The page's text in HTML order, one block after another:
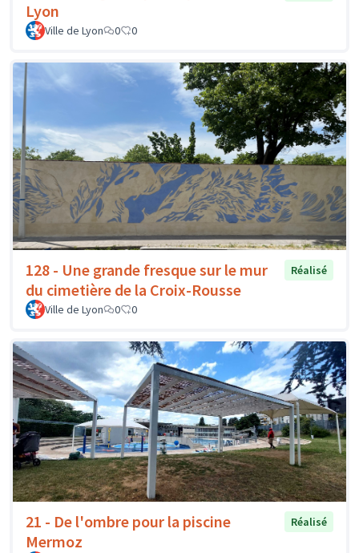
Lyon
Ville de Lyon 0 0
128 - Une grande fresque sur le mur
du cimetière de la Croix-Rousse
Réalisé
Ville de Lyon 0 0
21 - De l'ombre pour la piscine
Mermoz
Réalisé